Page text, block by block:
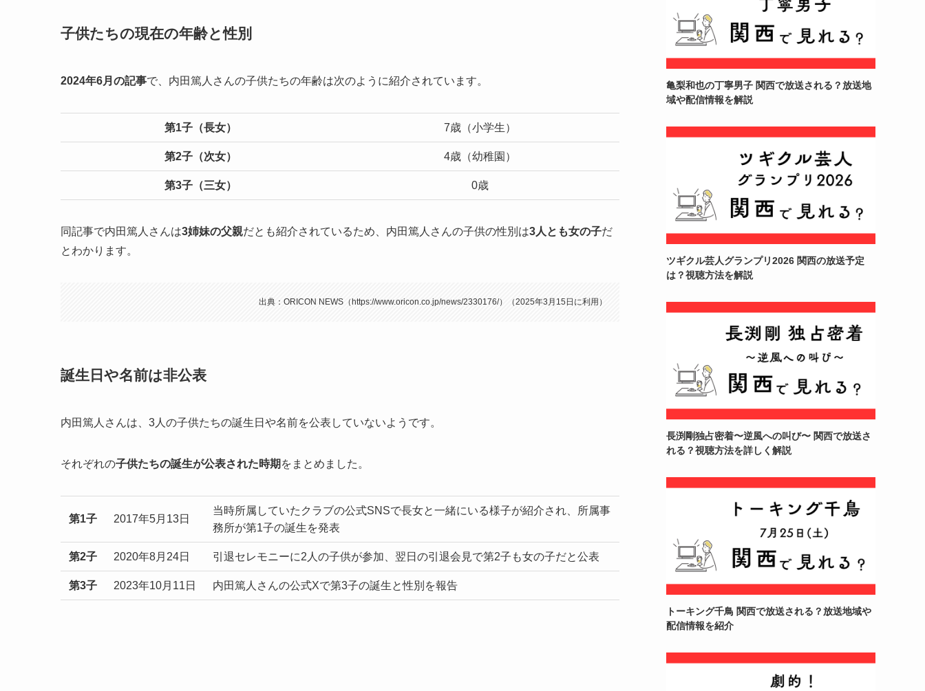
子供たちの現在の年齢と性別
2024年6月の記事で、内田篤人さんの子供たちの年齢は次のように紹介されています。
第1子（長女） 7歳（小学生）
第2子（次女） 4歳（幼稚園）
第3子（三女） 0歳
同記事で内田篤人さんは3姉妹の父親だとも紹介されているため、内田篤人さんの子供の性別は3人とも女の子だ
とわかります。
出典：ORICON NEWS（https://www.oricon.co.jp/news/2330176/）（2025年3月15日に利用）
誕生日や名前は非公表
内田篤人さんは、3人の子供たちの誕生日や名前を公表していないようです。
それぞれの子供たちの誕生が公表された時期 をまとめました。
第1子 2017年5月13日
当時所属していたクラブの公式SNSで長女と一緒にいる様子が紹介され、所属事
務所が第1子の誕生を発表
第2子 2020年8月24日 引退セレモニーに2人の子供が参加、翌日の引退会見で第2子も女の子だと公表
第3子 2023年10月11日 内田篤人さんの公式Xで第3子の誕生と性別を報告
亀梨和也の丁寧男子 関西で放送される？放送地
域や配信情報を解説
ツギクル芸人グランプリ2026 関西の放送予定
は？視聴方法を解説
長渕剛独占密着〜逆風への叫び〜 関西で放送さ
れる？視聴方法を詳しく解説
トーキング千鳥 関西で放送される？放送地域や
配信情報を紹介